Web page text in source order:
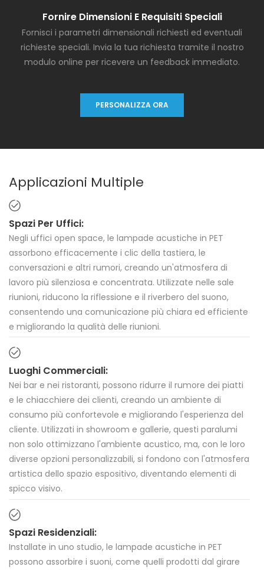
Fornire Dimensioni E Requisiti Speciali
Fornisci i parametri dimensionali richiesti ed eventuali
richieste speciali. Invia la tua richiesta tramite il nostro
modulo online per ricevere un feedback immediato.
PERSONALIZZA ORA
Applicazioni Multiple
Spazi Per Uffici:
Negli uffici open space, le lampade acustiche in PET
assorbono efficacemente i clic della tastiera, le
conversazioni e altri rumori, creando un'atmosfera di
lavoro più silenziosa e concentrata. Utilizzate nelle sale
riunioni, riducono la riflessione e il riverbero del suono,
consentendo una comunicazione più chiara ed efficiente
e migliorando la qualità delle riunioni.
Luoghi Commerciali:
Nei bar e nei ristoranti, possono ridurre il rumore dei piatti
e le chiacchiere dei clienti, creando un ambiente di
consumo più confortevole e migliorando l'esperienza del
cliente. Utilizzati in showroom e gallerie, questi paralumi
non solo ottimizzano l'ambiente acustico, ma, con le loro
diverse opzioni personalizzabili, si fondono con l'atmosfera
artistica dello spazio espositivo, diventando elementi di
spicco visivo.
Spazi Residenziali:
Installate in uno studio, le lampade acustiche in PET
possono assorbire i suoni, come quelli prodotti dal girare